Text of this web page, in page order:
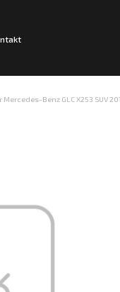
Benz GLC X253 SUV